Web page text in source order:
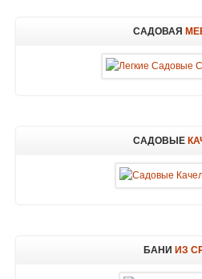
САДОВАЯ
САДОВЫЕ
БАНИ ИЗ